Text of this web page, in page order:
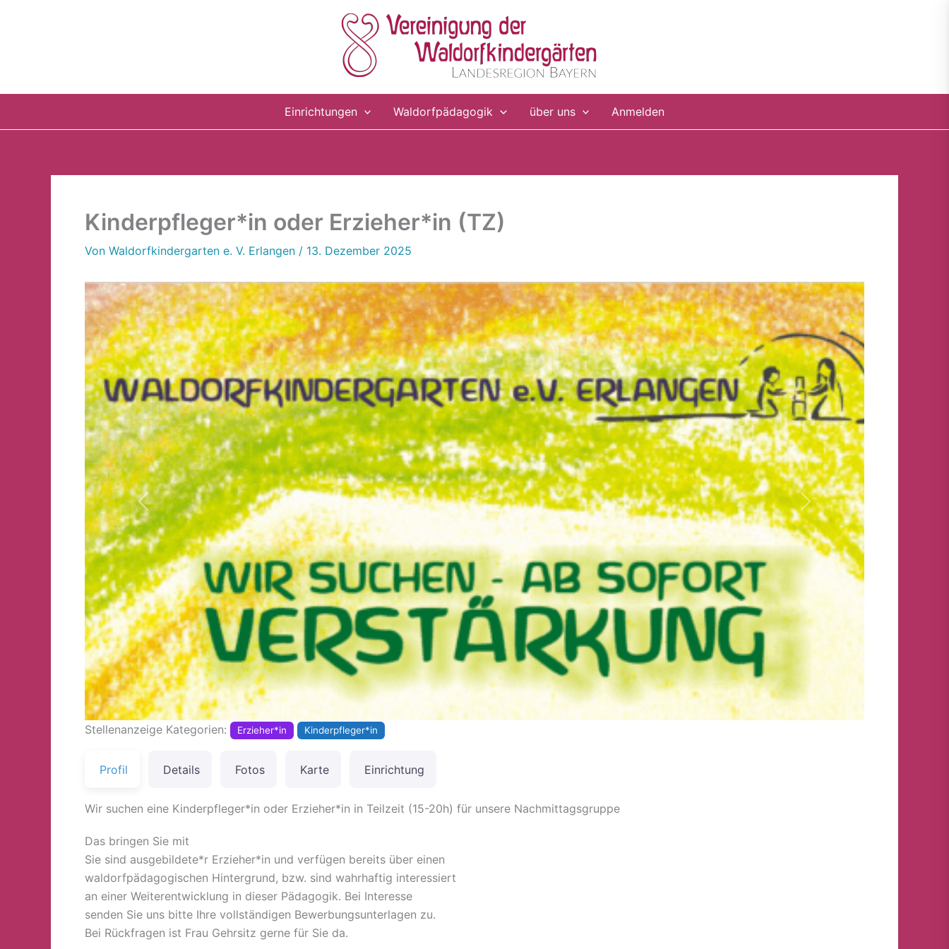
Einrichtungen Waldorfpädagogik über uns Anmelden
Kinderpfleger*in oder Erzieher*in (TZ)
Von Waldorfkindergarten e. V. Erlangen / 13. Dezember 2025
Vorheriges Nächstes
Stellenanzeige Kategorien: Erzieher*in Kinderpfleger*in
Profil Details Fotos Karte Einrichtung
Wir suchen eine Kinderpfleger*in oder Erzieher*in in Teilzeit (15-20h) für unsere Nachmittagsgruppe
Das bringen Sie mit
Sie sind ausgebildete*r Erzieher*in und verfügen bereits über einen
waldorfpädagogischen Hintergrund, bzw. sind wahrhaftig interessiert
an einer Weiterentwicklung in dieser Pädagogik. Bei Interesse
senden Sie uns bitte Ihre vollständigen Bewerbungsunterlagen zu.
Bei Rückfragen ist Frau Gehrsitz gerne für Sie da.